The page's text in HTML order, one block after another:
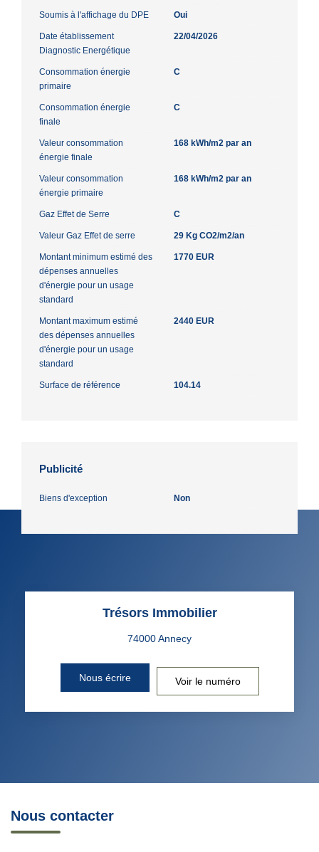
Soumis à l'affichage du DPE Oui
Date établissement
Diagnostic Energétique
22/04/2026
Consommation énergie
primaire
C
Consommation énergie
finale
C
Valeur consommation
énergie finale
168 kWh/m2 par an
Valeur consommation
énergie primaire
168 kWh/m2 par an
Gaz Effet de Serre C
Valeur Gaz Effet de serre 29 Kg CO2/m2/an
Montant minimum estimé des
dépenses annuelles
d'énergie pour un usage
standard
1770 EUR
Montant maximum estimé
des dépenses annuelles
d'énergie pour un usage
standard
2440 EUR
Surface de référence 104.14
Publicité
Biens d'exception Non
Trésors Immobilier
Nous écrire Voir le numéro
Nous contacter